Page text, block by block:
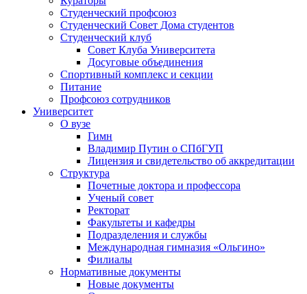
Студенческий профсоюз
Студенческий Совет Дома студентов
Студенческий клуб
Совет Клуба Университета
Досуговые объединения
Спортивный комплекс и секции
Питание
Профсоюз сотрудников
Университет
О вузе
Гимн
Владимир Путин о СПбГУП
Лицензия и свидетельство об аккредитации
Структура
Почетные доктора и профессора
Ученый совет
Ректорат
Факультеты и кафедры
Подразделения и службы
Международная гимназия «Ольгино»
Филиалы
Нормативные документы
Новые документы